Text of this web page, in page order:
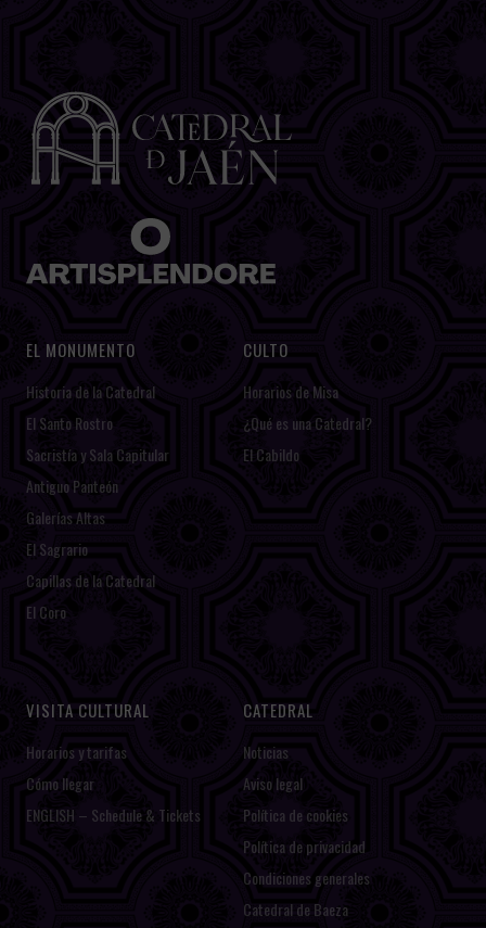
EL MONUMENTO
Historia de la Catedral
El Santo Rostro
Sacristía y Sala Capitular
Antiguo Panteón
Galerías Altas
El Sagrario
Capillas de la Catedral
El Coro
CULTO
Horarios de Misa
¿Qué es una Catedral?
El Cabildo
VISITA CULTURAL
Horarios y tarifas
Cómo llegar
ENGLISH – Schedule & Tickets
CATEDRAL
Noticias
Aviso legal
Política de cookies
Política de privacidad
Condiciones generales
Catedral de Baeza